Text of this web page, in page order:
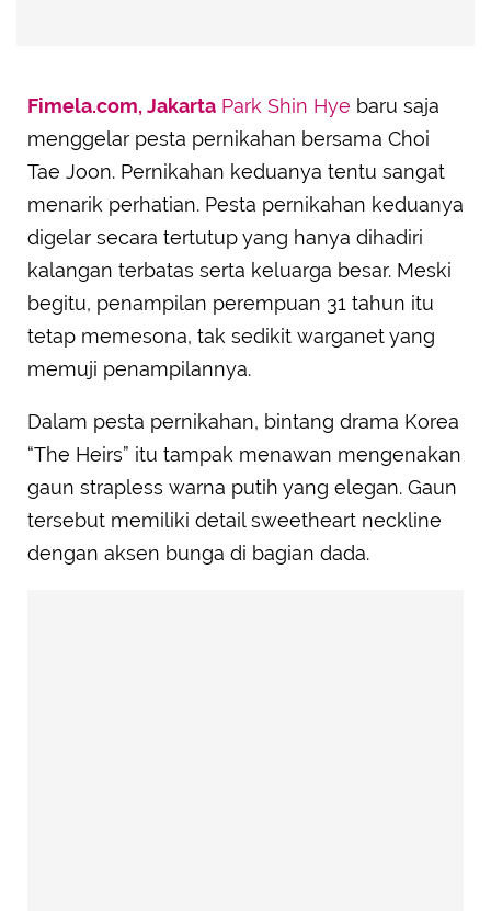
Fimela.com, Jakarta Park Shin Hye baru saja
menggelar pesta pernikahan bersama Choi
Tae Joon. Pernikahan keduanya tentu sangat
menarik perhatian. Pesta pernikahan keduanya
digelar secara tertutup yang hanya dihadiri
kalangan terbatas serta keluarga besar. Meski
begitu, penampilan perempuan 31 tahun itu
tetap memesona, tak sedikit warganet yang
memuji penampilannya.
Dalam pesta pernikahan, bintang drama Korea
“The Heirs” itu tampak menawan mengenakan
gaun strapless warna putih yang elegan. Gaun
tersebut memiliki detail sweetheart neckline
dengan aksen bunga di bagian dada.